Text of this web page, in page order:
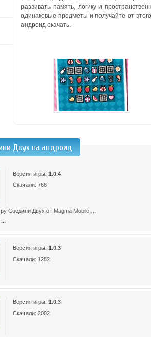
развивать память, логику и
одинаковые предметы и получайте от
андроид скачать.
Двух на андроид
Версия игры: 1.0.4
Скачали: 768
Соедини Двух от Magma Mobile …
Версия игры: 1.0.3
Скачали: 1282
Версия игры: 1.0.3
Скачали: 2002